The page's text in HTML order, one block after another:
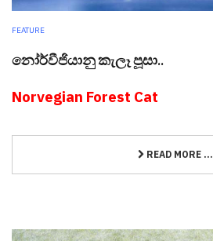
FEATURE
නෝර්වීජියානු කැලෑ පූසා..
Norvegian Forest Cat
READ MORE ...